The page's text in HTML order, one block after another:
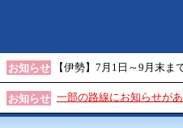
お知らせ 【伊勢】7月1日～9月末
お知らせ 一部の路線にお知らせが